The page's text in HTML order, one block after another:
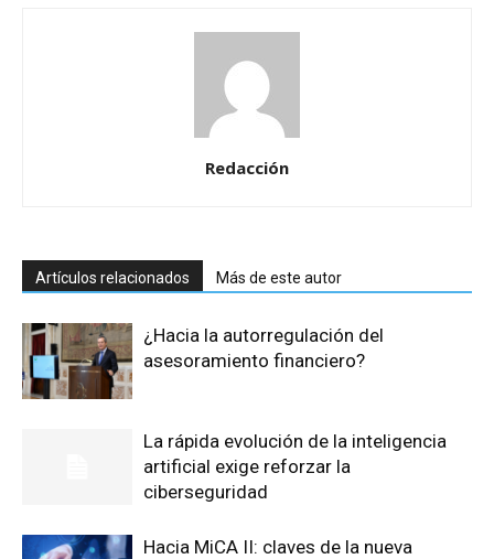
Redacción
Artículos relacionados Más de este autor
¿Hacia la autorregulación del
asesoramiento financiero?
La rápida evolución de la inteligencia
artificial exige reforzar la
ciberseguridad
Hacia MiCA II: claves de la nueva